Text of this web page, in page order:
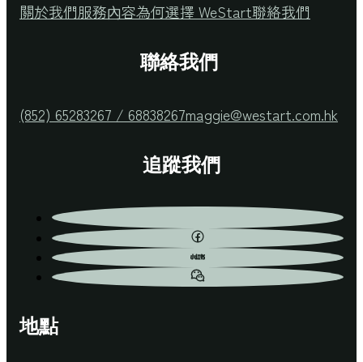
關於我們服務內容為何選擇 WeStart聯絡我們
聯絡我們
(852) 65283267 / 68838267maggie@westart.com.hk
追蹤我們
地點